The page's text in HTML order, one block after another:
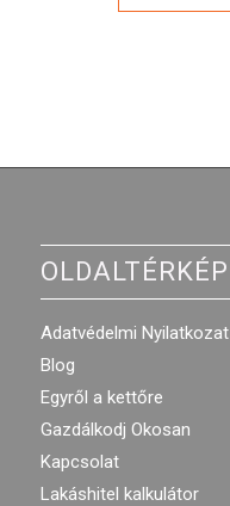
OLDALTÉRKÉP
Adatvédelmi Nyilatkozat
Blog
Egyről a kettőre
Gazdálkodj Okosan
Kapcsolat
Lakáshitel kalkulátor